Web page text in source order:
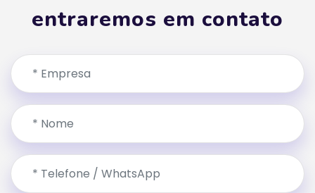
entraremos em contato